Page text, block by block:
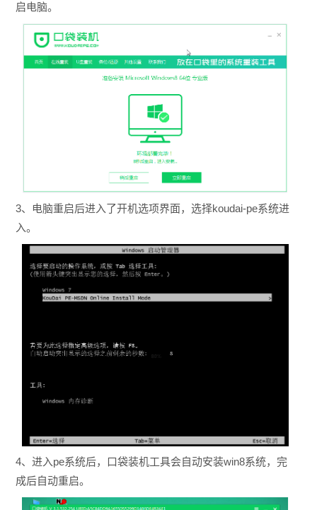
启电脑。
3、电脑重启后进入了开机选项界面，选择koudai-pe系统进
入。
4、进入pe系统后，口袋装机工具会自动安装win8系统，完
成后自动重启。